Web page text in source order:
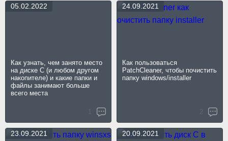
Как узнать, чем занято место
на диске C (и любом другом
накопителе) и какие папки и
файлы занимают больше
всего места
05.02.2022
1
Как пользоваться
PatchCleaner, чтобы почистить
папку windows/installer
24.09.2021
2
23.09.2021 20.09.2021